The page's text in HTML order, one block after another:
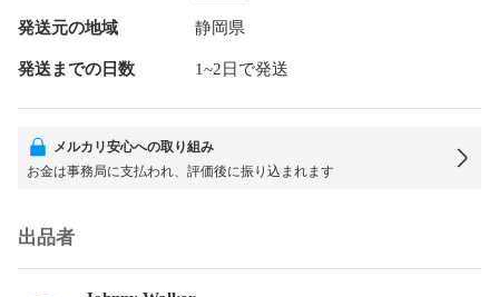
発送元の地域 静岡県
発送までの日数 1~2日で発送
メルカリ安心への取り組み
お金は事務局に支払われ、評価後に振り込まれます
出品者